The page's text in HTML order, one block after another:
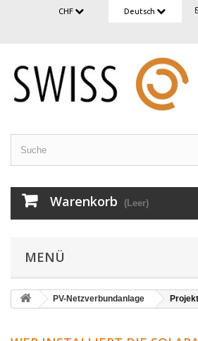
Deutsch
CHF
Warenkorb (Leer)
MENÜ
PV-Netzverbundanlage